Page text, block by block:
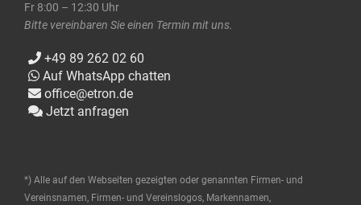
Fr 8:00 – 12:30 Uhr
Bitte vereinbaren Sie einen Termin mit uns.
+49 89 262 02 60
Auf WhatsApp chatten
office@etron.de
Jetzt anfragen
*) Alle auf den Webseiten gezeigten oder genannten Firmen- und
Vereinsnamen, Firmen- und Vereinslogos, Markennamen,